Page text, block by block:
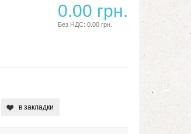
0.00 грн.
Без НДС: 0.00 грн.
в закладки